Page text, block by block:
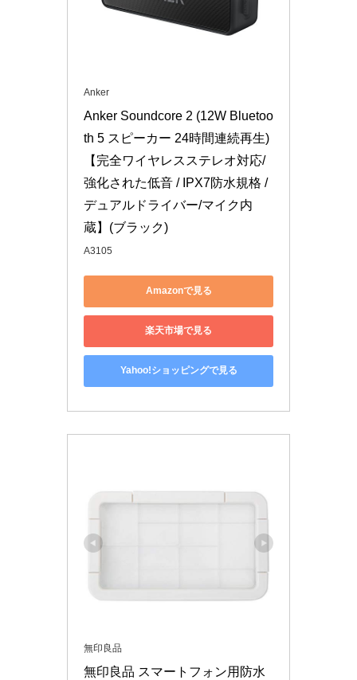
Anker
Anker Soundcore 2 (12W Bluetoo
th 5 スピーカー 24時間連続再生)
【完全ワイヤレスステレオ対応/
強化された低音 / IPX7防水規格 /
デュアルドライバー/マイク内
蔵】(ブラック)
A3105
Amazonで見る
楽天市場で見る
Yahoo!ショッピングで見る
無印良品
無印良品 スマートフォン用防水